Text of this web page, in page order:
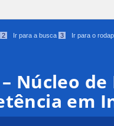
2 Ir para a busca 3 Ir para o
– Núcleo
em